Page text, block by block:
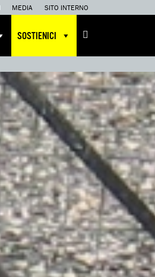
MEDIA SITO INTERNO
SOSTIENICI